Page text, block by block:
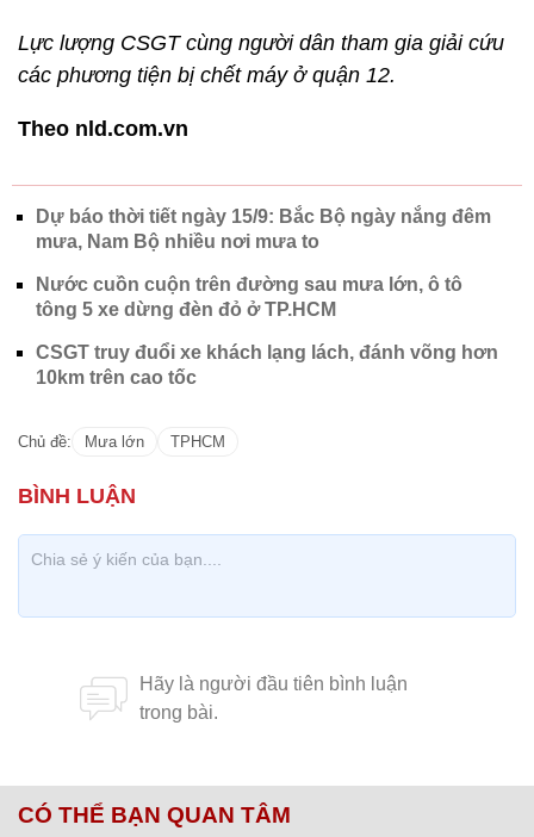
Lực lượng CSGT cùng người dân tham gia giải cứu
các phương tiện bị chết máy ở quận 12.
Theo nld.com.vn
Dự báo thời tiết ngày 15/9: Bắc Bộ ngày nắng đêm
mưa, Nam Bộ nhiều nơi mưa to
Nước cuồn cuộn trên đường sau mưa lớn, ô tô
tông 5 xe dừng đèn đỏ ở TP.HCM
CSGT truy đuổi xe khách lạng lách, đánh võng hơn
10km trên cao tốc
Chủ đề: Mưa lớn TPHCM
CÓ THỂ BẠN QUAN TÂM